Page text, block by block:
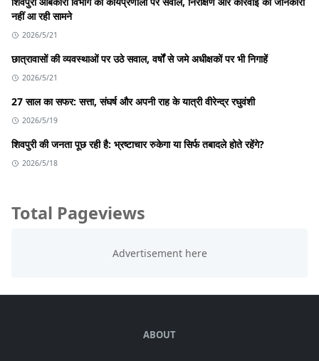
नहीं आ रही सामने
2026/5/21
छात्रावासों की व्यवस्थाओं पर उठे सवाल, वर्षों से जमे अधीक्षकों पर भी निगाहें
2026/5/21
27 साल का सफर: सत्ता, संघर्ष और अपनी राह के यात्री वीरेन्द्र रघुवंशी
2026/5/19
शिवपुरी की जनता पूछ रही है: भ्रष्टाचार रुकेगा या सिर्फ तबादले होते रहेंगे?
2026/5/18
Total Pageviews
ABOUT